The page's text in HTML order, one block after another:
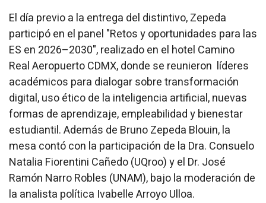
El día previo a la entrega del distintivo, Zepeda
participó en el panel "Retos y oportunidades para las
ES en 2026–2030", realizado en el hotel Camino
Real Aeropuerto CDMX, donde se reunieron líderes
académicos para dialogar sobre transformación
digital, uso ético de la inteligencia artificial, nuevas
formas de aprendizaje, empleabilidad y bienestar
estudiantil. Además de Bruno Zepeda Blouin, la
mesa contó con la participación de la Dra. Consuelo
Natalia Fiorentini Cañedo (UQroo) y el Dr. José
Ramón Narro Robles (UNAM), bajo la moderación de
la analista política Ivabelle Arroyo Ulloa.